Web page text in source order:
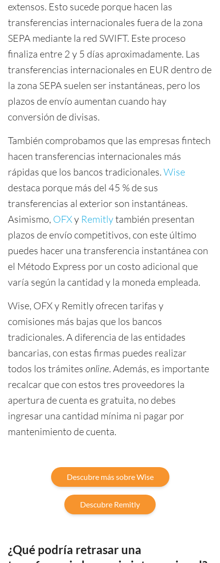
extensos. Esto sucede porque hacen las
transferencias internacionales fuera de la zona
SEPA mediante la red SWIFT. Este proceso
finaliza entre 2 y 5 días aproximadamente. Las
transferencias internacionales en EUR dentro de
la zona SEPA suelen ser instantáneas, pero los
plazos de envío aumentan cuando hay
conversión de divisas.
También comprobamos que las empresas fintech
hacen transferencias internacionales más
rápidas que los bancos tradicionales. Wise
destaca porque más del 45 % de sus
transferencias al exterior son instantáneas.
Asimismo, OFXy Remitlytambién presentan
plazos de envío competitivos, con este último
puedes hacer una transferencia instantánea con
el Método Express por un costo adicional que
varía según la cantidad y la moneda empleada.
Wise, OFX y Remitly ofrecen tarifas y
comisiones más bajas que los bancos
tradicionales. A diferencia de las entidades
bancarias, con estas firmas puedes realizar
todos los trámites online. Además, es importante
recalcar que con estos tres proveedores la
apertura de cuenta es gratuita, no debes
ingresar una cantidad mínima ni pagar por
mantenimiento de cuenta.
Descubre más sobre Wise
Descubre Remitly
¿Qué podría retrasar una